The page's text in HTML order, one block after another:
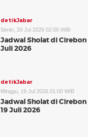
detikJabar
Senin, 20 Jul 2026 02:00 WIB
Jadwal Sholat di Cirebon
Juli 2026
detikJabar
Minggu, 19 Jul 2026 01:00 WIB
Jadwal Sholat di Cirebon
19 Juli 2026